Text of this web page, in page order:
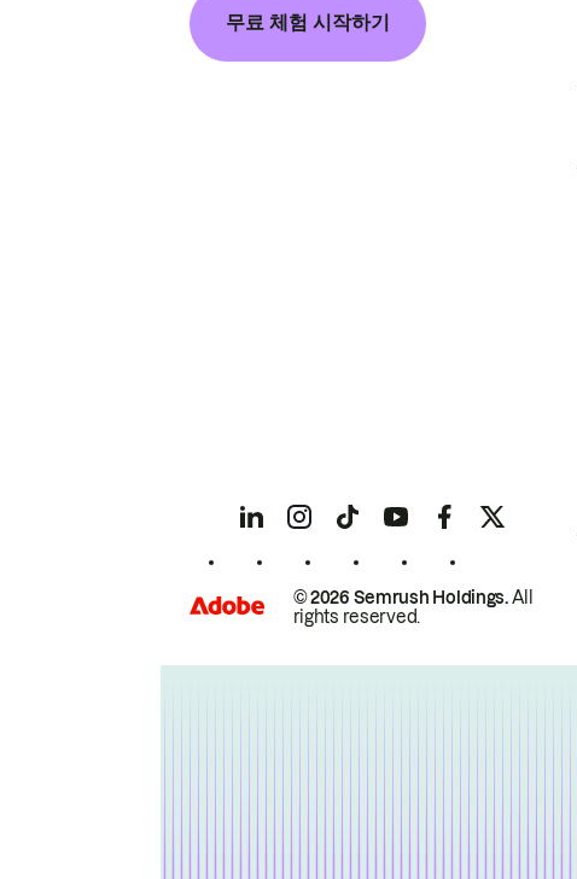
무료 체험 시작하기
© 2026 Semrush Holdings.All
rights reserved.